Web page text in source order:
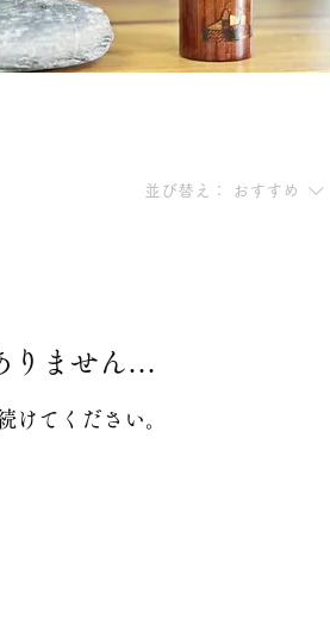
並び替え： おすすめ
りません…
けてください。